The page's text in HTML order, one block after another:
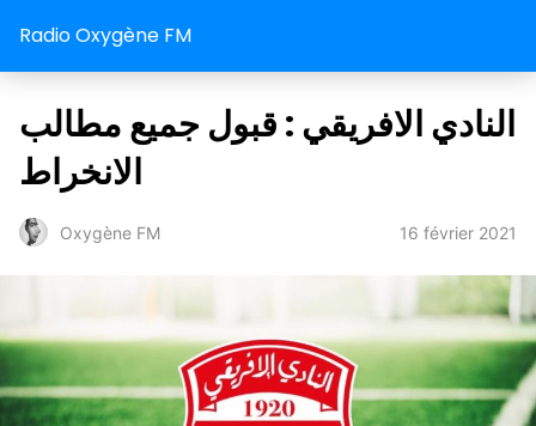
Radio Oxygène FM
النادي الافريقي : قبول جميع مطالب
الانخراط
Oxygène FM 16 février 2021